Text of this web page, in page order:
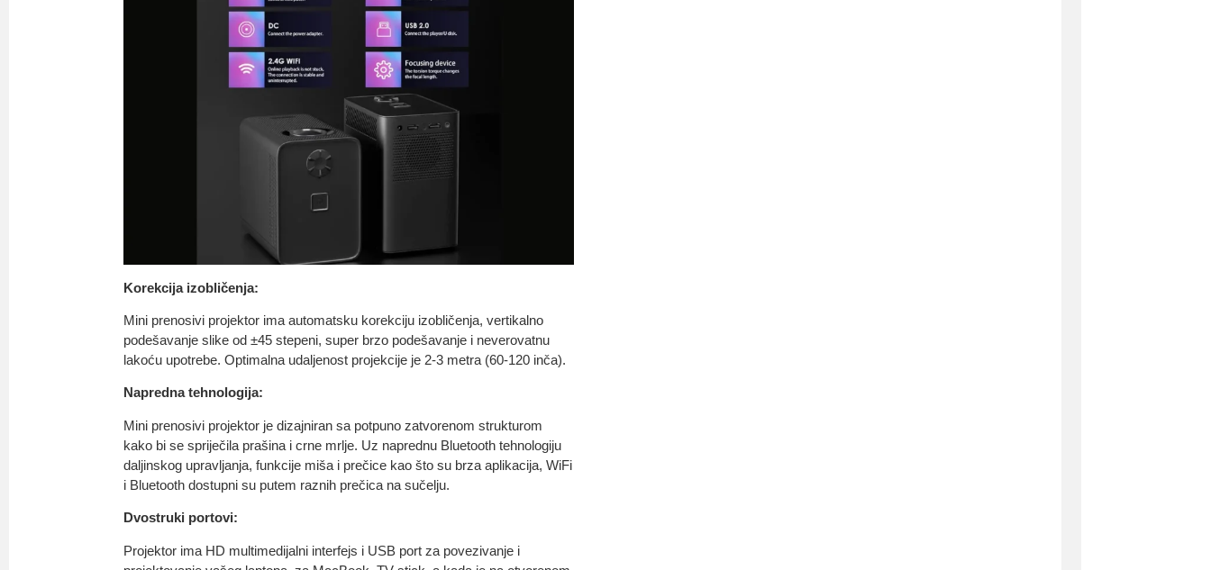
Korekcija izobličenja:
Mini prenosivi projektor ima automatsku korekciju izobličenja, vertikalno
podešavanje slike od ±45 stepeni, super brzo podešavanje i neverovatnu
lakoću upotrebe. Optimalna udaljenost projekcije je 2‑3 metra (60‑120 inča).
Napredna tehnologija:
Mini prenosivi projektor je dizajniran sa potpuno zatvorenom strukturom
kako bi se spriječila prašina i crne mrlje. Uz naprednu Bluetooth tehnologiju
daljinskog upravljanja, funkcije miša i prečice kao što su brza aplikacija, WiFi
i Bluetooth dostupni su putem raznih prečica na sučelju.
Dvostruki portovi:
Projektor ima HD multimedijalni interfejs i USB port za povezivanje i